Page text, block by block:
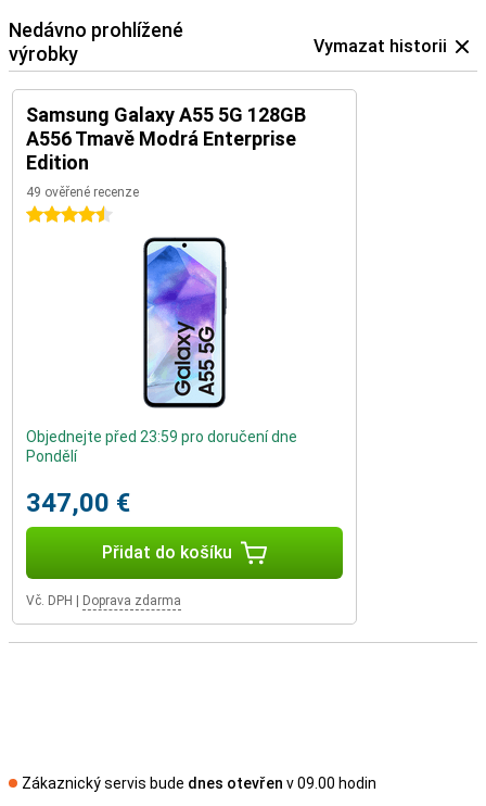
Nedávno prohlížené
výrobky
Vymazat historii
Samsung Galaxy A55 5G 128GB
A556 Tmavě Modrá Enterprise
Edition
49 ověřené recenze
4.5 hvězdičky
Objednejte před 23:59 pro doručení dne
Pondělí
347,00 €
Přidat do košíku
Vč. DPH Doprava zdarma
Zákaznický servis bude dnes otevřen v 09.00 hodin